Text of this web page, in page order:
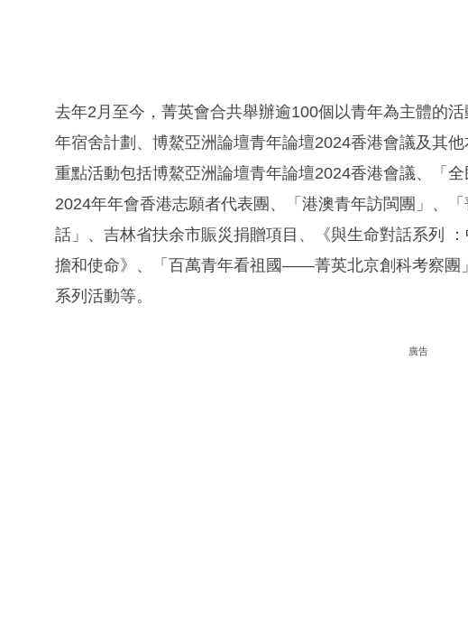
去年2月至今，菁英會合共舉辦逾100個以青年為主體的
年宿舍計劃、博鰲亞洲論壇青年論壇2024香港會議及其他
重點活動包括博鰲亞洲論壇青年論壇2024香港會議、「
2024年年會香港志願者代表團、「港澳青年訪閩團」、
話」、吉林省扶余市賑災捐贈項目、《與生命對話系列
擔和使命》、「百萬青年看祖國——菁英北京創科考察團
系列活動等。
廣告